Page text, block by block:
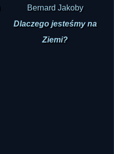
Bernard Jakoby
Dlaczego jesteśmy na
Ziemi?